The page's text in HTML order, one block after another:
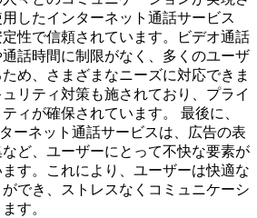
したインターネット通話サービス
性で信頼されています。ビデオ通話
話時間に制限がなく、多くのユーザ
め、さまざまなニーズに対応できま
リティ対策も施されており、プライ
ィが確保されています。 最後に、
ーネット通話サービスは、広告の表
ど、ユーザーにとって不快な要素が
す。これにより、ユーザーは快適な
でき、ストレスなくコミュニケーシ
す。